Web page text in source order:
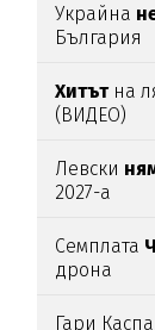
Украйна
България
Хитътна
(ВИДЕО)
Левски
2027-а
Семплата
дрона
Гари